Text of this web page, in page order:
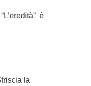
è
la